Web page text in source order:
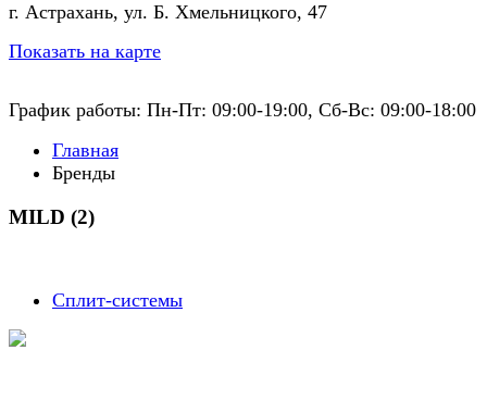
г. Астрахань, ул. Б. Хмельницкого, 47
Показать на карте
График работы: Пн-Пт: 09:00-19:00, Сб-Вс: 09:00-18:00
Главная
Бренды
MILD (2)
Сплит-системы